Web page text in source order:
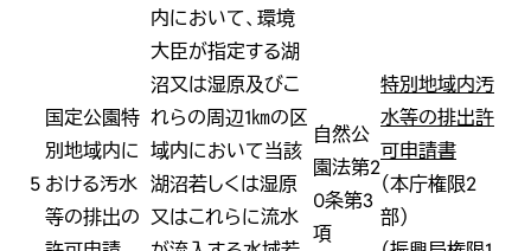
5
国定公園特
別地域内に
おける汚水
等の排出の
内において、環境
大臣が指定する湖
沼又は湿原及びこ
れらの周辺1㎞の区
域内において当該
湖沼若しくは湿原
又はこれらに流水
自然公
園法第2
0条第3
項
特別地域内汚
水等の排出許
可申請書
（本庁権限2
部）